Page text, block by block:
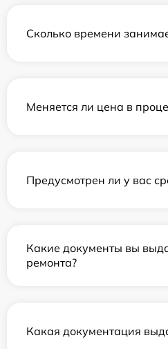
Сколько времени
Меняется ли цена в
Предусмотрен ли у вас
Какие документы вы
ремонта?
Какая документация